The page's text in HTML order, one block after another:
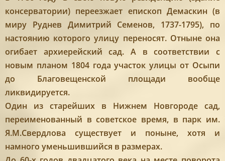
консерватории) переезжает епископ Демаскин (в
миру Руднев Димитрий Семенов, 1737-1795), по
настоянию которого улицу переносят. Отныне она
огибает архиерейский сад. А в соответствии с
новым планом 1804 года участок улицы от Осыпи
до Благовещенской площади вообще
ликвидируется.
Один из старейших в Нижнем Новгороде сад,
переименованный в советское время, в парк им.
Я.М.Свердлова существует и поныне, хотя и
намного уменьшившийся в размерах.